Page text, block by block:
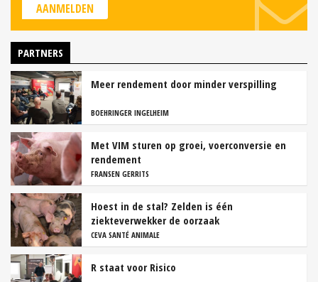
AANMELDEN
PARTNERS
Meer rendement door minder verspilling
BOEHRINGER INGELHEIM
Met VIM sturen op groei, voerconversie en
rendement
FRANSEN GERRITS
Hoest in de stal? Zelden is één
ziekteverwekker de oorzaak
CEVA SANTÉ ANIMALE
R staat voor Risico